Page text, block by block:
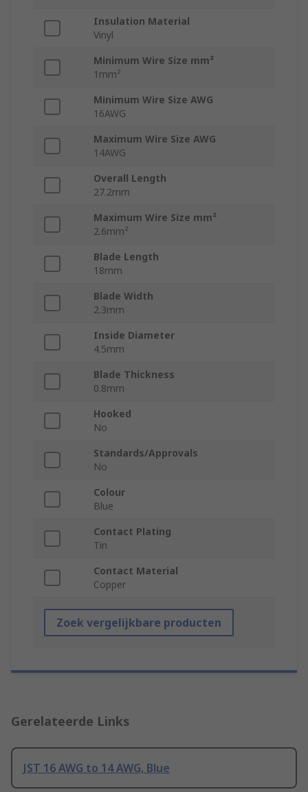
Insulation Material
Vinyl
Minimum Wire Size mm²
1mm²
Minimum Wire Size AWG
16AWG
Maximum Wire Size AWG
14AWG
Overall Length
27.2mm
Maximum Wire Size mm²
2.6mm²
Blade Length
18mm
Blade Width
2.3mm
Inside Diameter
4.5mm
Blade Thickness
0.8mm
Hooked
No
Standards/Approvals
No
Colour
Blue
Contact Plating
Tin
Contact Material
Copper
Zoek vergelijkbare producten
Gerelateerde Links
JST 16 AWG to 14 AWG, Blue